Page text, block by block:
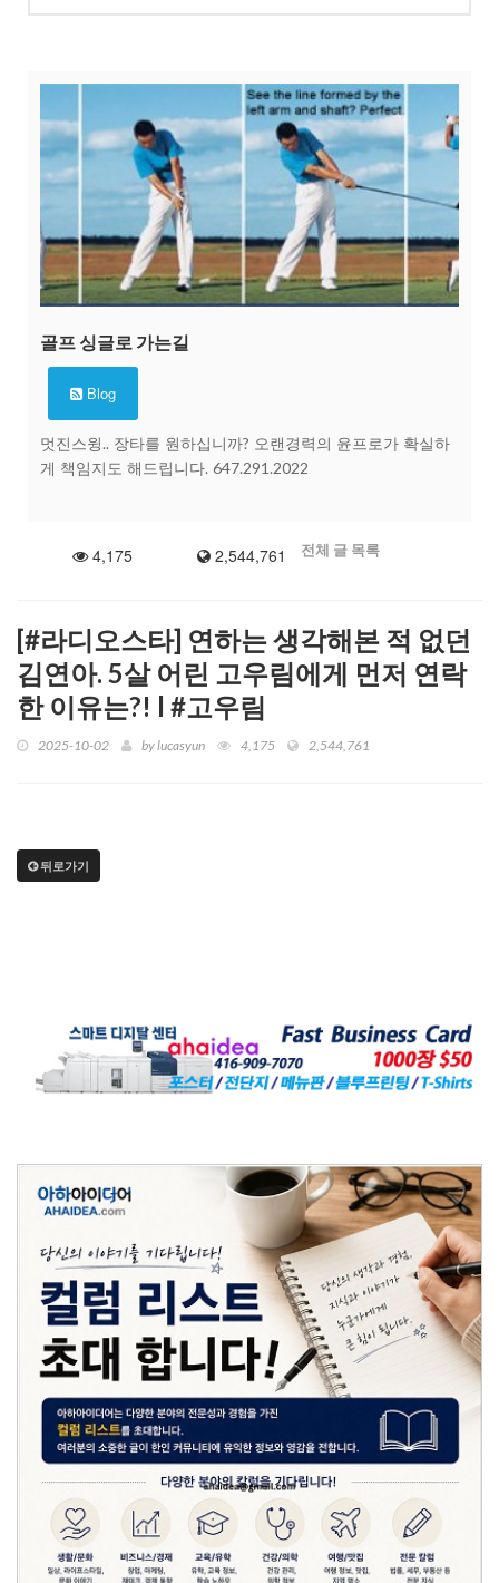
골프 싱글로 가는길
Blog
멋진스윙.. 장타를 원하십니까? 오랜경력의 윤프로가 확실하
게 책임지도 해드립니다. 647.291.2022
4,175 2,544,761 전체 글 목록
[#라디오스타] 연하는 생각해본 적 없던
김연아. 5살 어린 고우림에게 먼저 연락
한 이유는?! l #고우림
2025-10-02 bylucasyun 4,175 2,544,761
뒤로가기